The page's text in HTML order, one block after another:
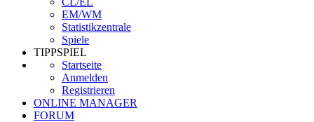
EM/WM
Statistikzentrale
Spiele
TIPPSPIEL
Startseite
Anmelden
Registrieren
ONLINE MANAGER
FORUM